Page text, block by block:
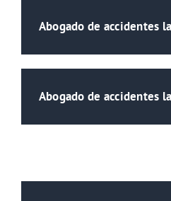
Abogado de accidentes
Abogado de accidentes